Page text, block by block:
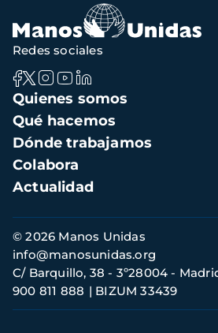
Navegación
principal
Quienes somos
Qué hacemos
Dónde trabajamos
Colabora
Actualidad
Redes sociales
Información
de
contacto
© 2026 Manos Unidas
C/ Barquillo, 38 - 3º28004 -
900 811 888
BIZUM 33439
info@manosunidas.org